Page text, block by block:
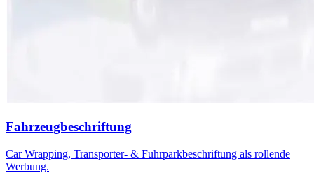
Fahrzeugbeschriftung
Car Wrapping, Transporter- & Fuhrparkbeschriftung als rollende
Werbung.